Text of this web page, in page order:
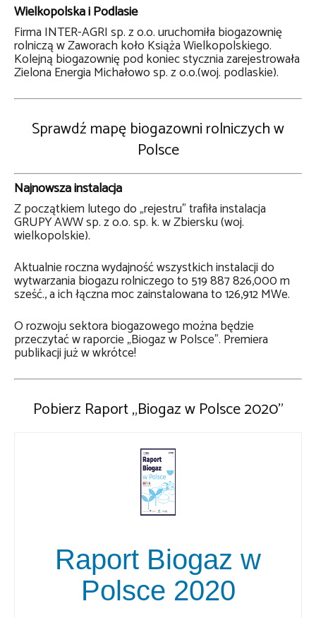
Wielkopolska i Podlasie
FirmaINTER-AGRI sp. z o.o.uruchomiła biogazownię
rolniczą w Zaworach koło Książa Wielkopolskiego.
Kolejną biogazownię pod koniec stycznia zarejestrowała
Zielona Energia Michałowo sp. z o.o.(woj. podlaskie).
Sprawdź mapę biogazowni rolniczych w
Polsce
Najnowsza instalacja
Z początkiem lutego do „rejestru” trafiła instalacja
GRUPY AWW sp. z o.o. sp. k. w Zbiersku (woj.
wielkopolskie).
Aktualnie roczna wydajność wszystkich instalacji do
wytwarzania biogazu rolniczego to 519 887 826,000 m
sześć., a ich łączna moc zainstalowana to126,912MWe.
O rozwoju sektora biogazowego można będzie
przeczytać w raporcie „Biogaz w Polsce”. Premiera
publikacji już w wkrótce!
Pobierz Raport „Biogaz w Polsce 2020”
Raport Biogaz w
Polsce 2020